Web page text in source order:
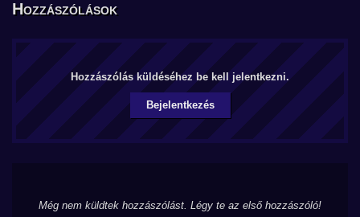
Hozzászólások
Hozzászólás küldéséhez be kell jelentkezni.
Bejelentkezés
Még nem küldtek hozzászólást. Légy te az első hozzászóló!